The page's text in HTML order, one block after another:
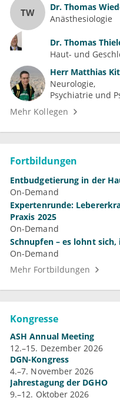
TW Dr. Thomas
Anästhesiologie
Dr. Thomas
Haut- und
Herr Matthias
Neurologie
Psychiatrie und
Mehr Kollegen
Fortbildungen
Entbudgetierung in der
On-Demand
Expertenrunde:
Praxis 2025
On-Demand
Schnupfen – es lohnt
On-Demand
Mehr Fortbildungen
Kongresse
ASH Annual Meeting
12.–15. Dezember 2026
DGN-Kongress
4.–7. November 2026
Jahrestagung der DGHO
9.–12. Oktober 2026